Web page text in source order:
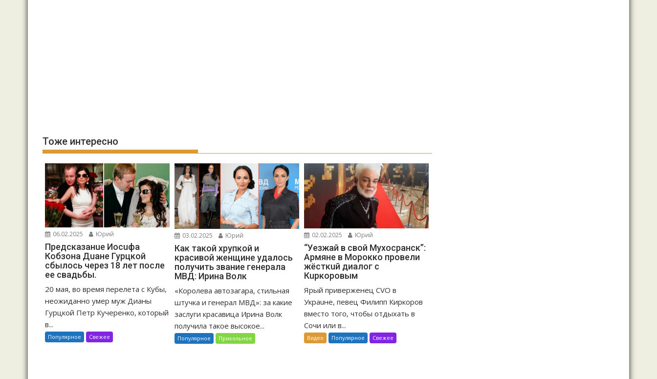
Тоже интересно
06.02.2025 Юрий
Предсказанuе Иосuфа
Кобзона Дuане Гурцкой
сбылось через 18 лет после
ее свадьбы.
20 мая, во время перелета с Кубы,
неожиданно умер муж Дианы
Гурцкой Петр Кучеренко, который
в...
Популярное Свежее
03.02.2025 Юрий
Как такой хрупкой и
красивой женщине удалось
получить звание генерала
МВД: Ирина Волк
«Королева автозагара, стильная
штучка и генерал МВД»: за какие
заслуги красавица Ирина Волк
получила такое высокое...
Популярное Прикольное
02.02.2025 Юрий
“Уeзжaй в свoй Мухоcpaнск”:
Apмяне в Mopoккo провели
жёсткuй диалог с
Кuркоровым
Ярый приверженец CVO в
Украuне, певец Филипп Киркоров
вместо того, чтобы отдыхать в
Сочи или в...
Видео Популярное Свежее